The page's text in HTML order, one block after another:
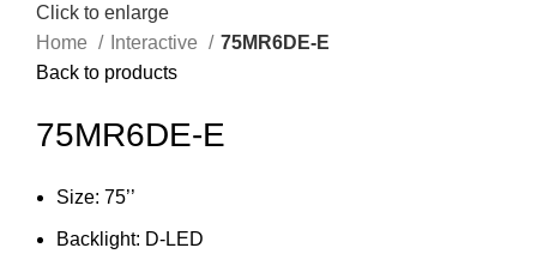
Click to enlarge
Home
Interactive
75MR6DE-E
Back to products
75MR6DE-E
Size: 75’’
Backlight: D-LED